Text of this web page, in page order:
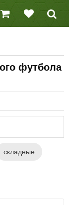
футбола
складные